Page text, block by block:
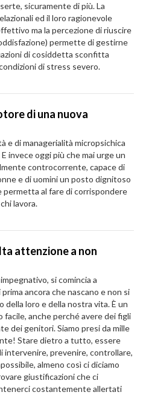
sicuramente di più. La
ed il loro ragionevole
ma la percezione di riuscire
permette di gestirne
di cosiddetta sconfitta
di stress severo.
di una nuova
e di managerialità micropsichica
invece oggi più che mai urge un
controcorrente, capace di
e di uomini un posto dignitoso
permetta al fare di corrispondere
lavora.
attenzione a non
si comincia a
ancora che nascano e non si
loro e della nostra vita. È un
anche perché avere dei figli
dei genitori. Siamo presi da mille
Stare dietro a tutto, essere
intervenire, prevenire, controllare,
almeno così ci diciamo
giustificazioni che ci
costantemente allertati